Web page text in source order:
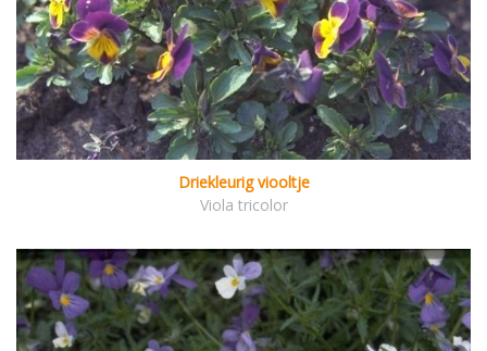
Driekleurig viooltje
Viola tricolor